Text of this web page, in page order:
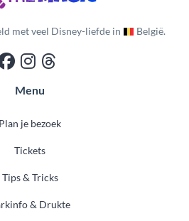
met veel Disney-liefde in België.
Menu
Plan je bezoek
Tickets
Tips & Tricks
& Drukte